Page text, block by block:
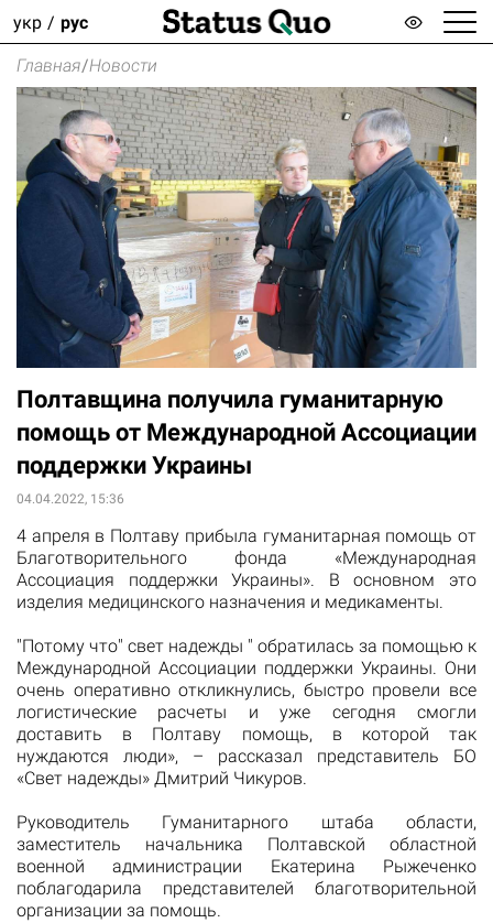
укр рус
Главная/Новости
Полтавщина получила гуманитарную
помощь от Международной Ассоциации
поддержки Украины
04.04.2022, 15:36
4 апреля в Полтаву прибыла гуманитарная помощь от
Благотворительного фонда «Международная
Ассоциация поддержки Украины». В основном это
изделия медицинского назначения и медикаменты.
"Потому что" свет надежды " обратилась за помощью к
Международной Ассоциации поддержки Украины. Они
очень оперативно откликнулись, быстро провели все
логистические расчеты и уже сегодня смогли
доставить в Полтаву помощь, в которой так
нуждаются люди», – рассказал представитель БО
«Свет надежды» Дмитрий Чикуров.
Руководитель Гуманитарного штаба области,
заместитель начальника Полтавской областной
военной администрации Екатерина Рыжеченко
поблагодарила представителей благотворительной
организации за помощь.